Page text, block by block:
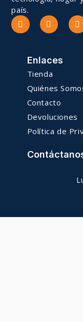
país.
Enlaces
Tienda
Quiénes
Contacto
Devoluciones
Política de